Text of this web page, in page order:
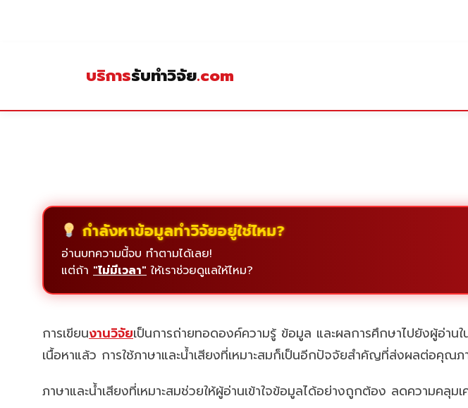
บริการรับทำวิจัย.com
กำลังหาข้อมูลทำวิจัยอยู่ใช่ไหม?
อ่านบทความนี้จบ ทำตามได้เลย!
แต่ถ้า "ไม่มีเวลา" ให้เราช่วยดูแลให้ไหม?
การเขียนงานวิจัยเป็นการถ่ายทอดองค์ความรู้ ข้อมูล และผลการศึกษาไปยังผู้อ่า
เนื้อหาแล้ว การใช้ภาษาและน้ำเสียงที่เหมาะสมก็เป็นอีกปัจจัยสำคัญที่ส่งผลต่อคุณ
ภาษาและน้ำเสียงที่เหมาะสมช่วยให้ผู้อ่านเข้าใจข้อมูลได้อย่างถูกต้อง ลดความคลุม